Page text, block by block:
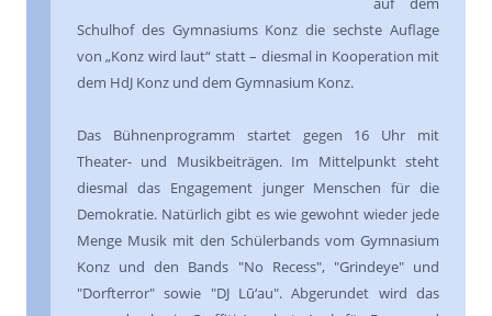
Schulhof des Gymnasiums Konz die sechste Auflage
von „Konz wird laut“ statt – diesmal in Kooperation mit
dem HdJ Konz und dem Gymnasium Konz.
Das Bühnenprogramm startet gegen 16 Uhr mit
Theater- und Musikbeiträgen. Im Mittelpunkt steht
diesmal das Engagement junger Menschen für die
Demokratie. Natürlich gibt es wie gewohnt wieder jede
Menge Musik mit den Schülerbands vom Gymnasium
Konz und den Bands "No Recess", "Grindeye" und
"Dorfterror" sowie "DJ Lū‘au". Abgerundet wird das